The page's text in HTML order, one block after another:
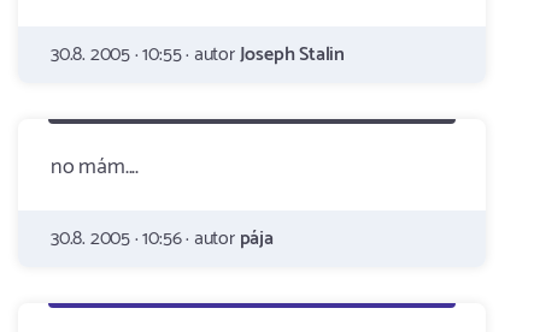
30.8. 2005 · 10:55 · autorJoseph Stalin
no mám....
30.8. 2005 · 10:56 · autorpája